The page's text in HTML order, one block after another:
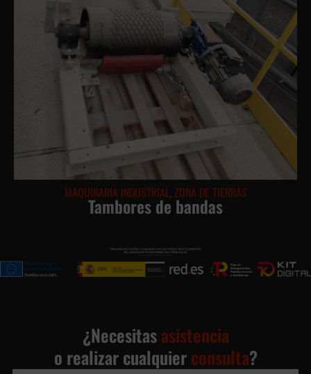
MAQUINARIA INDUSTRIAL, ZONA DE TIERRAS
Tambores de bandas
¿Necesitasasistencia
o realizar cualquierconsulta?